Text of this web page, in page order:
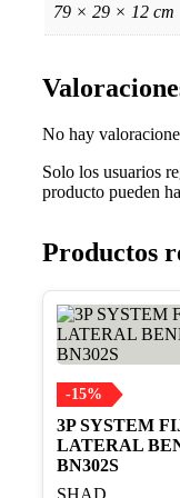
79 × 29 × 12 cm
No hay
Solo los usuarios
producto pueden
Productos
-15%
3P SYSTEM
LATERAL
BN302S